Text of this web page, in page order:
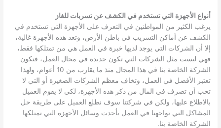
أنواع الأجهزة التي تستخدم في الكشف عن تسربات للغاز
يرغب الكثير من المواطنين في التعرف على الأجهزة التي تستخدم في
الكشف عن أماكن التسريب في باطن الأرض، وتعد هذه الأجهزة غالية،
إلا أن الشركات التي يوجد لديها خبرة في العمل هي من تمتلكها فقط،
فهي ليست مثل الشركات التي تكون جديدة في مجال العمل، فتكون
الشركة الخاصة بنا في هذا المجال منذ ما يقارب من 10 أعوام، ولهذا
تعتبر الأفضل في العمل، وتخاف معظم الشركات الصغيرة أو التي لا
تحب أن تصرف في المال من ذكر هذه الأجهزة، لكي لا يقوم العميل
بالاطلاع عليها، ولكن في شركتنا سوف نطلع العميل على طريقة حل
المشاكل التي تواجهنا في العمل بأحدث وسائل الأجهزة التي تمتلكها
الشركة الخاصة بنا.